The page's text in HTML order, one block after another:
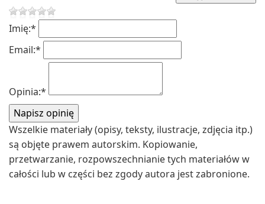
Imię:*
Email:*
Opinia:*
Wszelkie materiały (opisy, teksty, ilustracje, zdjęcia itp.)
są objęte prawem autorskim. Kopiowanie,
przetwarzanie, rozpowszechnianie tych materiałów w
całości lub w części bez zgody autora jest zabronione.